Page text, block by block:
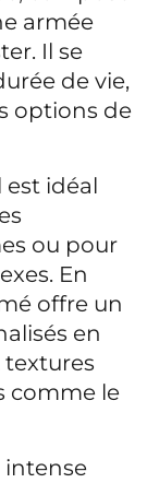
armée
Il se
de vie,
options de
est idéal
ou pour
En
offre un
en
comme le
intense